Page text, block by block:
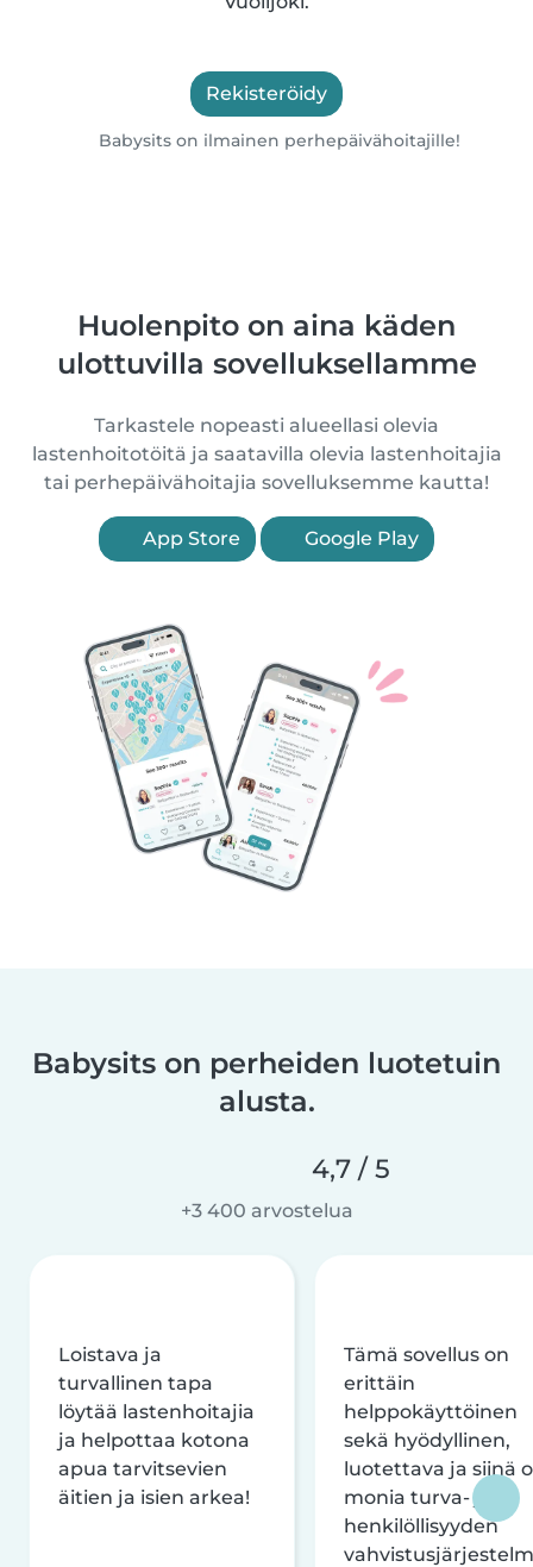
Rekisteröidy
Babysits on ilmainen perhepäivähoitajille!
Huolenpito on aina käden
ulottuvilla sovelluksellamme
Tarkastele nopeasti alueellasi olevia
lastenhoitotöitä ja saatavilla olevia lastenhoitajia
tai perhepäivähoitajia sovelluksemme kautta!
App Store Google Play
Babysits on perheiden luotetuin
alusta.
4,7 / 5
+3 400 arvostelua
Loistava ja
turvallinen tapa
löytää lastenhoitajia
ja helpottaa kotona
apua tarvitsevien
äitien ja isien arkea!
Tämä sovellus on
erittäin
helppokäyttöinen
sekä hyödyllinen,
luotettava ja siinä
monia turva- ja
henkilöllisyyden